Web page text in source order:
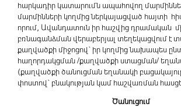
հարկադիր կատարումն ապահովող
մարմինների կողմից ներկայացված հայտի
որում, Ավանդատուն իր հաշվից դրամական
բռնագանձման վերաբերյալ տեղեկացվում է
քաղվածքի միջոցով` իր կողմից նախապես
հաղորդակցման /քաղվածքի ստացման/
(քաղվածքի ծանուցման եղանակի
փոստով` բնակության կամ հաշվառման
Ծանուցում